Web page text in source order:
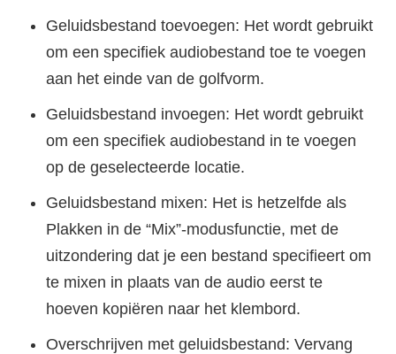
Geluidsbestand toevoegen: Het wordt gebruikt
om een specifiek audiobestand toe te voegen
aan het einde van de golfvorm.
Geluidsbestand invoegen: Het wordt gebruikt
om een specifiek audiobestand in te voegen
op de geselecteerde locatie.
Geluidsbestand mixen: Het is hetzelfde als
Plakken in de “Mix”-modusfunctie, met de
uitzondering dat je een bestand specifieert om
te mixen in plaats van de audio eerst te
hoeven kopiëren naar het klembord.
Overschrijven met geluidsbestand: Vervang